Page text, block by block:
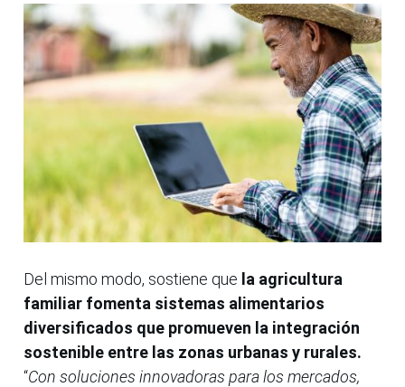
Del mismo modo, sostiene que la agricultura
familiar fomenta sistemas alimentarios
diversificados que promueven la integración
sostenible entre las zonas urbanas y rurales.
“Con soluciones innovadoras para los mercados,